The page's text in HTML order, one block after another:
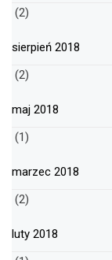
(2)
sierpień 2018
(2)
maj 2018
(1)
marzec 2018
(2)
luty 2018